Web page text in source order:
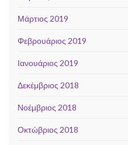
Μάρτιος 2019
Φεβρουάριος 2019
Ιανουάριος 2019
Δεκέμβριος 2018
Νοέμβριος 2018
Οκτώβριος 2018